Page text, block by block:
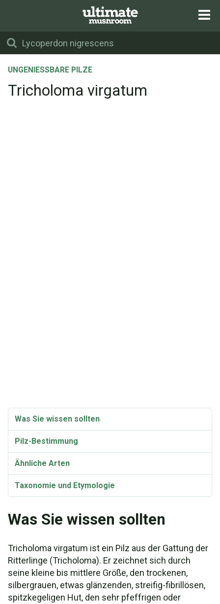
UNGENIESSBARE PILZE
Tricholoma virgatum
Was Sie wissen sollten
Pilz-Bestimmung
Ähnliche Arten
Taxonomie und Etymologie
Was Sie wissen sollten
Tricholoma virgatum ist ein Pilz aus der Gattung der
Ritterlinge (Tricholoma). Er zeichnet sich durch
seine kleine bis mittlere Größe, den trockenen,
silbergrauen, etwas glänzenden, streifig-fibrillösen,
spitzkegeligen Hut, den sehr pfeffrigen oder